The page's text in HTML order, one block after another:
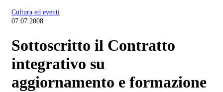
Cultura ed eventi
07.07.2008
Sottoscritto il Contratto
integrativo su
aggiornamento e formazione